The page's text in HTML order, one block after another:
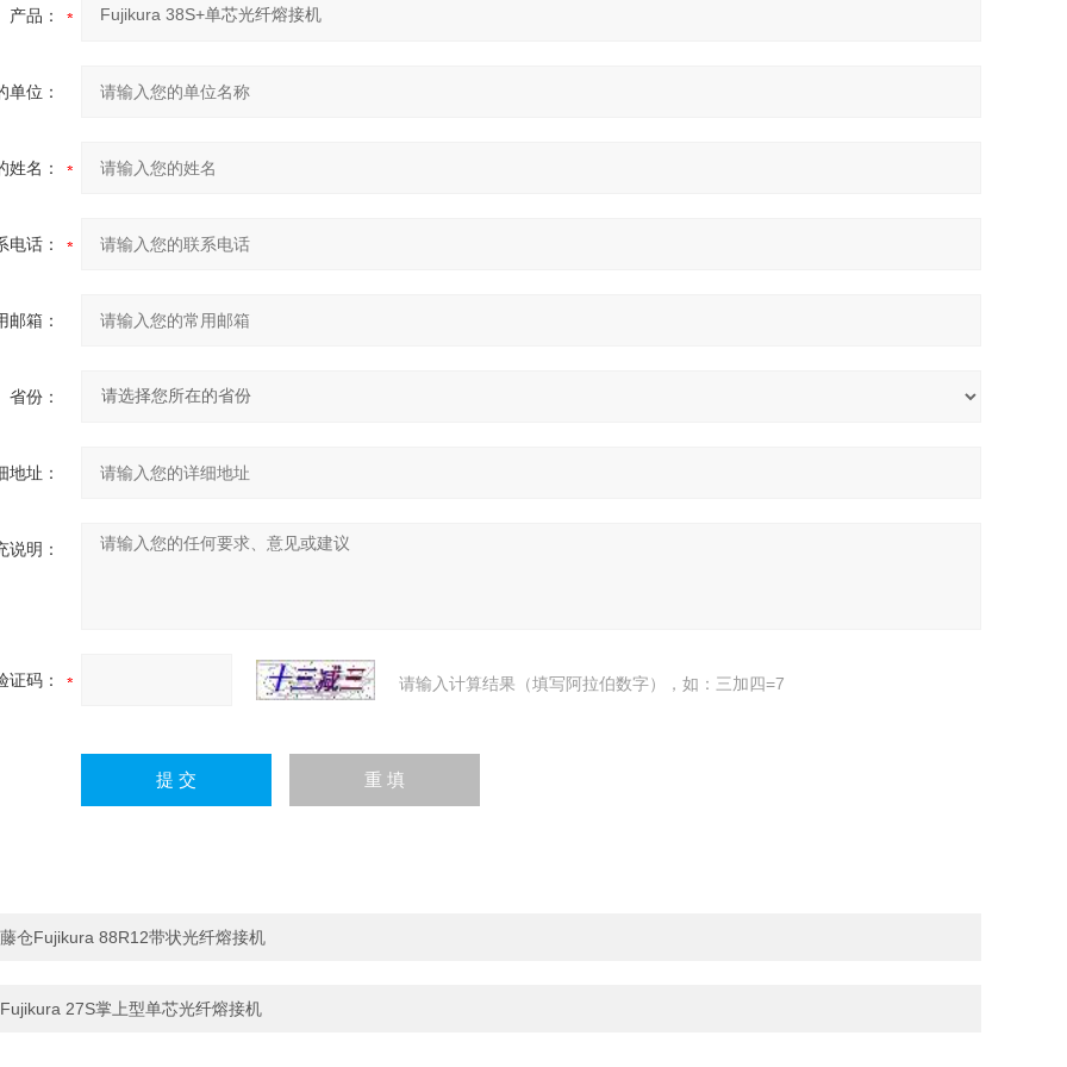
产品：
单位：
姓名：
电话：
邮箱：
省份：
地址：
说明：
证码： 请输入计算结果（填写阿拉伯数字），如：三加四=7
藤仓Fujikura 88R12带状光纤熔接机
Fujikura 27S掌上型单芯光纤熔接机